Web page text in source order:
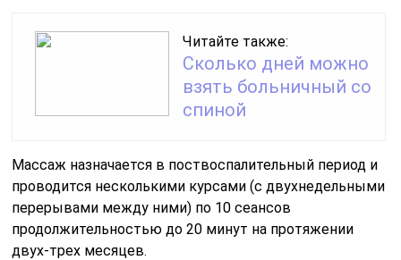
Читайте также:
Сколько дней можно
взять больничный со
спиной
Массаж назначается в поствоспалительный период и
проводится несколькими курсами (с двухнедельными
перерывами между ними) по 10 сеансов
продолжительностью до 20 минут на протяжении
двух-трех месяцев.